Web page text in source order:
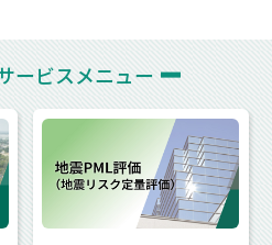
ービスメニュー